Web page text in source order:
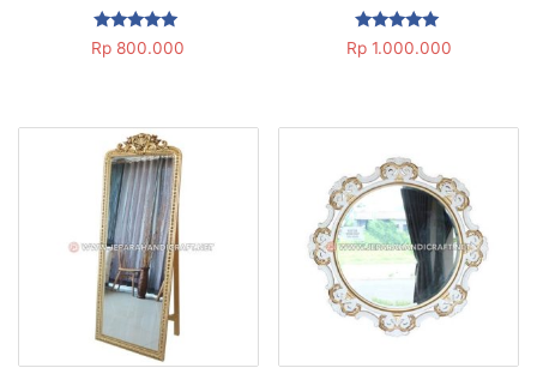
Dinilai
5.00
Rp 800.000
Dinilai
5.00
Rp1.000.000